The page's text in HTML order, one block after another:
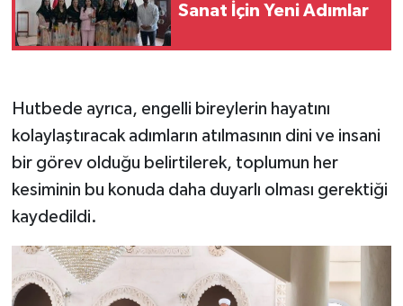
Sanat İçin Yeni Adımlar
Hutbede ayrıca, engelli bireylerin hayatını
kolaylaştıracak adımların atılmasının dini ve insani
bir görev olduğu belirtilerek, toplumun her
kesiminin bu konuda daha duyarlı olması gerektiği
kaydedildi.